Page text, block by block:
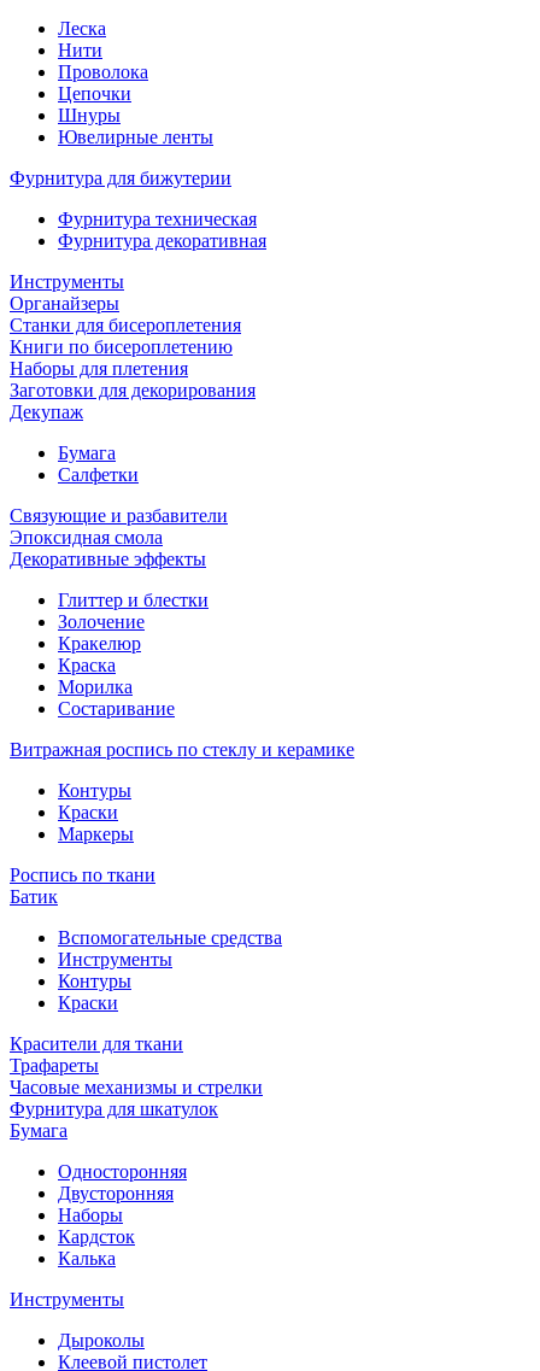
Леска
Нити
Проволока
Цепочки
Шнуры
Ювелирные ленты
Фурнитура для бижутерии
Фурнитура техническая
Фурнитура декоративная
Инструменты
Органайзеры
Станки для бисероплетения
Книги по бисероплетению
Наборы для плетения
Заготовки для декорирования
Декупаж
Бумага
Салфетки
Связующие и разбавители
Эпоксидная смола
Декоративные эффекты
Глиттер и блестки
Золочение
Кракелюр
Краска
Морилка
Состаривание
Витражная роспись по стеклу и керамике
Контуры
Краски
Маркеры
Роспись по ткани
Батик
Вспомогательные средства
Инструменты
Контуры
Краски
Красители для ткани
Трафареты
Часовые механизмы и стрелки
Фурнитура для шкатулок
Бумага
Односторонняя
Двусторонняя
Наборы
Кардсток
Калька
Инструменты
Дыроколы
Клеевой пистолет